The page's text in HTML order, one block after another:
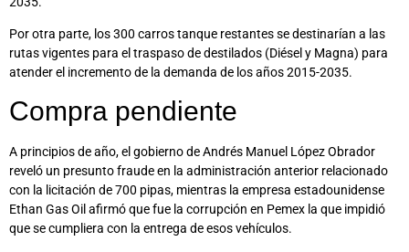
Por otra parte, los 300 carros tanque restantes se destinarían a las
rutas vigentes para el traspaso de destilados (Diésel y Magna) para
atender el incremento de la demanda de los años 2015-2035.
Compra pendiente
A principios de año, el gobierno de Andrés Manuel López Obrador
reveló un presunto fraude en la administración anterior relacionado
con la licitación de 700 pipas, mientras la empresa estadounidense
Ethan Gas Oil afirmó que fue la corrupción en Pemex la que impidió
que se cumpliera con la entrega de esos vehículos.